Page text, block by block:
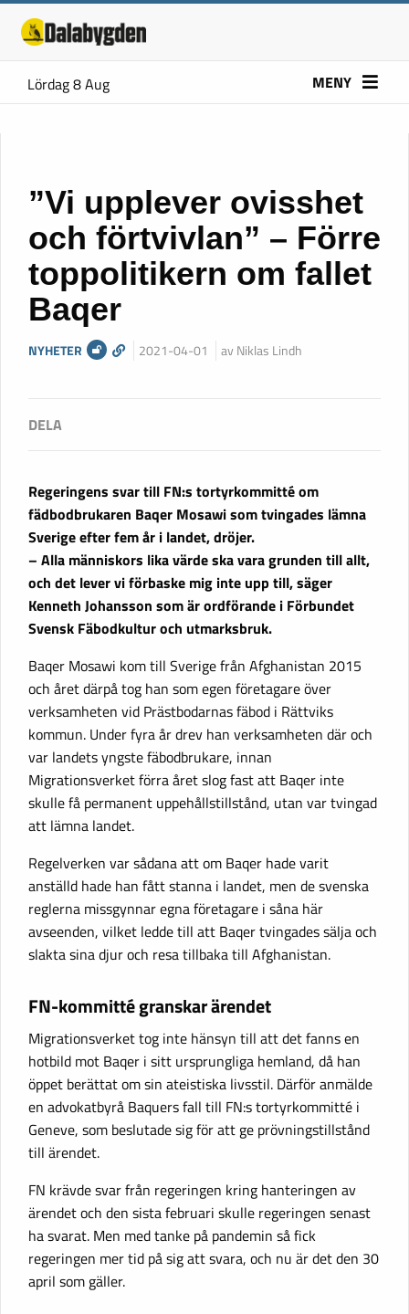
Lördag 8 Aug MENY
”Vi upplever ovisshet
och förtvivlan” – Förre
toppolitikern om fallet
Baqer
NYHETER 2021-04-01 av Niklas Lindh
Regeringens svar till FN:s tortyrkommitté om
fädbodbrukaren Baqer Mosawi som tvingades lämna
Sverige efter fem år i landet, dröjer.
– Alla människors lika värde ska vara grunden till allt,
och det lever vi förbaske mig inte upp till, säger
Kenneth Johansson som är ordförande i Förbundet
Svensk Fäbodkultur och utmarksbruk.
Baqer Mosawi kom till Sverige från Afghanistan 2015
och året därpå tog han som egen företagare över
verksamheten vid Prästbodarnas fäbod i Rättviks
kommun. Under fyra år drev han verksamheten där och
var landets yngste fäbodbrukare, innan
Migrationsverket förra året slog fast att Baqer inte
skulle få permanent uppehållstillstånd, utan var tvingad
att lämna landet.
Regelverken var sådana att om Baqer hade varit
anställd hade han fått stanna i landet, men de svenska
reglerna missgynnar egna företagare i såna här
avseenden, vilket ledde till att Baqer tvingades sälja och
slakta sina djur och resa tillbaka till Afghanistan.
FN-kommitté granskar ärendet
Migrationsverket tog inte hänsyn till att det fanns en
hotbild mot Baqer i sitt ursprungliga hemland, då han
öppet berättat om sin ateistiska livsstil. Därför anmälde
en advokatbyrå Baquers fall till FN:s tortyrkommitté i
Geneve, som beslutade sig för att ge prövningstillstånd
till ärendet.
FN krävde svar från regeringen kring hanteringen av
ärendet och den sista februari skulle regeringen senast
ha svarat. Men med tanke på pandemin så fick
regeringen mer tid på sig att svara, och nu är det den 30
april som gäller.